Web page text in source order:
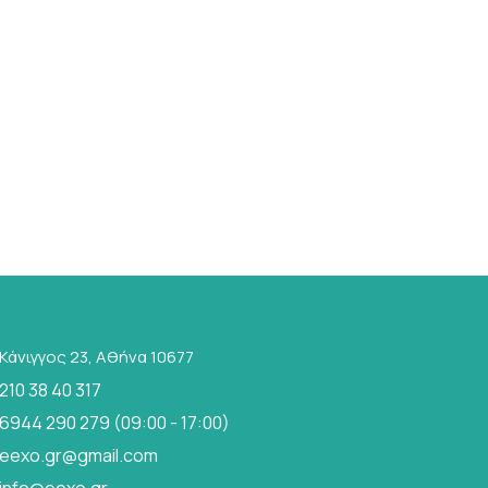
23, Αθήνα 10677
38 40 317
290 279 (09:00 - 17:00)